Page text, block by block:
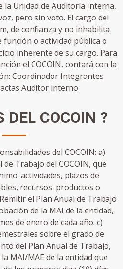
la Unidad de Auditoría Interna,
pero sin voto. El cargo del
de confianza y no inhabilita
función o actividad pública o
inherente de su cargo. Para
el COCOIN, contará con la
Coordinador Integrantes
Auditor Interno
DEL COCOIN ?
del COCOIN: a)
Trabajo del COCOIN, que
actividades, plazos de
recursos, productos o
el Plan Anual de Trabajo
de la MAI de la entidad,
de enero de cada año. c)
sobre el grado de
del Plan Anual de Trabajo,
MAI/MAE de la entidad que